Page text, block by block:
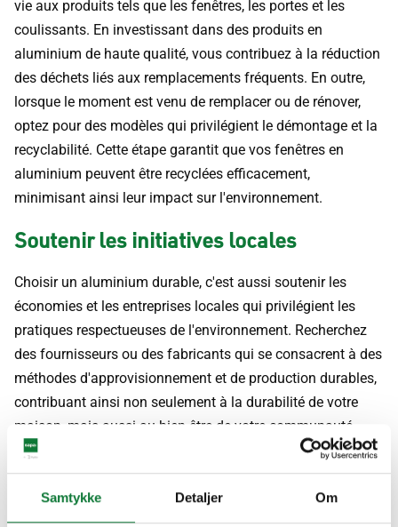
Samtykke Detaljer Om
vie aux produits tels que les fenêtres, les portes et les
coulissants. En investissant dans des produits en
aluminium de haute qualité, vous contribuez à la réduction
des déchets liés aux remplacements fréquents. En outre,
lorsque le moment est venu de remplacer ou de rénover,
optez pour des modèles qui privilégient le démontage et la
recyclabilité. Cette étape garantit que vos fenêtres en
aluminium peuvent être recyclées efficacement,
minimisant ainsi leur impact sur l'environnement.
Soutenir les initiatives locales
Choisir un aluminium durable, c'est aussi soutenir les
économies et les entreprises locales qui privilégient les
pratiques respectueuses de l'environnement. Recherchez
des fournisseurs ou des fabricants qui se consacrent à des
méthodes d'approvisionnement et de production durables,
contribuant ainsi non seulement à la durabilité de votre
maison, mais aussi au bien-être de votre communauté.
Votre action, notre avenir vert
Chaque décision que nous prenons a un impact sur notre